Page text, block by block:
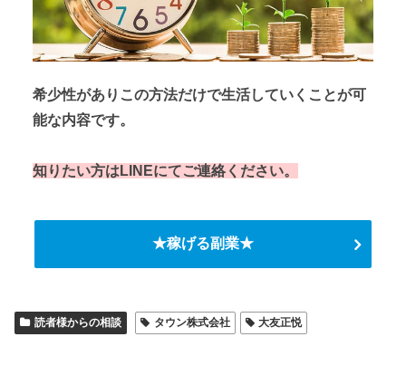
希少性がありこの方法だけで生活していくことが可
能な内容です。
知りたい方はLINEにてご連絡ください。
★稼げる副業★
読者様からの相談 タウン株式会社 大友正悦